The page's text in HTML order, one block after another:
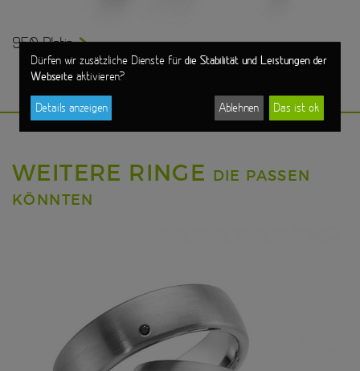
950 Platin
WEITERE RINGE DIE PASSEN
KÖNNTEN
Dürfen wir zusätzliche Dienste für die Stabilität und Leistungen der
Webseite aktivieren?
Details anzeigen Ablehnen Das ist ok